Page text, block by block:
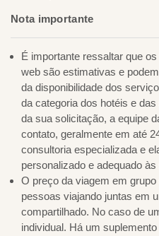
Nota importante
É importante ressaltar que
web são estimativas e
da disponibilidade dos
da categoria dos hotéis e
da sua solicitação, a equipe
contato, geralmente em até
consultoria especializada e
personalizado e adequado
O preço da viagem em
pessoas viajando juntas em
compartilhado. No caso de
individual. Há um